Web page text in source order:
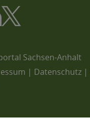
Sachsen-Anhalt
| Datenschutz |